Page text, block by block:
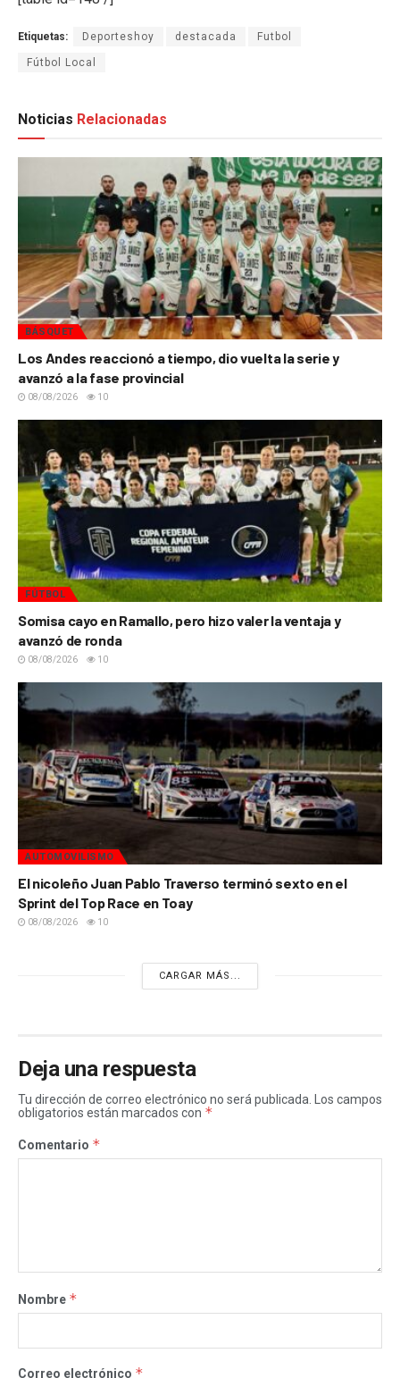
Etiquetas: Deporteshoy destacada Futbol
Fútbol Local
Noticias Relacionadas
BÁSQUET
Los Andes reaccionó a tiempo, dio vuelta la serie y
avanzó a la fase provincial
08/08/2026 10
FÚTBOL
Somisa cayo en Ramallo, pero hizo valer la ventaja y
avanzó de ronda
08/08/2026 10
AUTOMOVILISMO
El nicoleño Juan Pablo Traverso terminó sexto en el
Sprint del Top Race en Toay
08/08/2026 10
CARGAR MÁS...
Deja una respuesta
Tu dirección de correo electrónico no será publicada.
Los campos
obligatorios están marcados con *
Comentario *
Nombre *
Correo electrónico *